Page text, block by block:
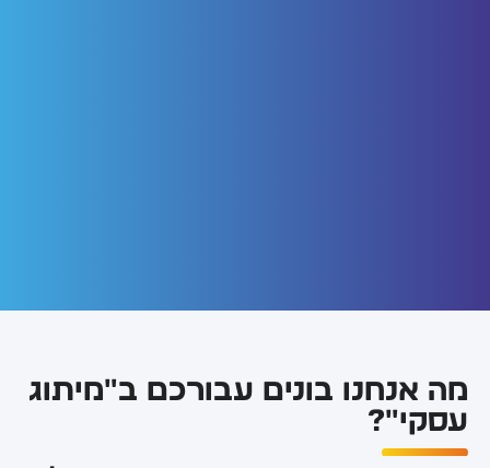
מה אנחנו בונים עבורכם ב"מיתוג
עסקי"?